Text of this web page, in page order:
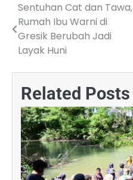
Post
navigation
Sentuhan Cat dan Tawa,
Rumah Ibu Warni di
Gresik Berubah Jadi
Layak Huni
Related Posts